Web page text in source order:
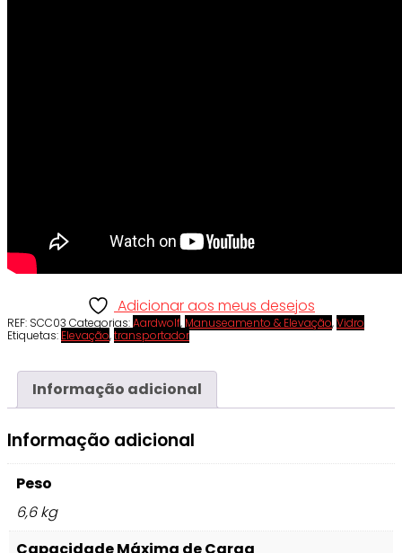
Adicionar aos meus desejos
REF: SCC03 Categorias:Aardwolf, Manuseamento & Elevação,Vidro
Etiquetas: Elevação,transportador
Informação adicional
Informação adicional
Peso
6,6 kg
Capacidade Máxima de Carga